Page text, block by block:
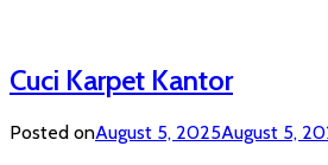
Cuci Karpet Kantor
Posted onAugust 5, 2025August 5,